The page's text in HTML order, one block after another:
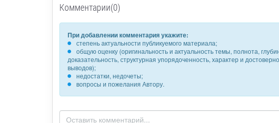
Комментарии(0)
При добавлении комментария укажите:
степень актуальности публикуемого материала;
общую оценку (оригинальность и актуальность темы, полнота,
доказательность, структурная упорядоченность, характер и
выводов);
недостатки, недочеты;
вопросы и пожелания Автору.